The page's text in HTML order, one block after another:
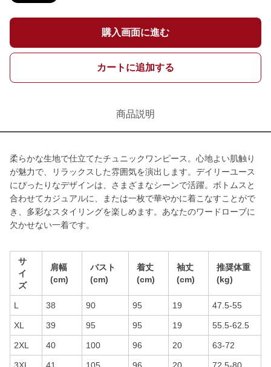
購入画面に進む
カートに追加する
商品説明
柔らかな生地で仕立てたチュニックワンピース。心地よい肌触り
が魅力で、リラックスした雰囲気を演出します。デイリーユース
にぴったりなデザインは、さまざまなシーンで活躍。ボトムスと
合わせてカジュアルに、または一枚で華やかに着こなすことがで
き、多彩なスタイリングを楽しめます。あなたのワードローブに
欠かせない一着です。
サ
イ
ズ
肩幅
(cm)
バスト
(cm)
着丈
(cm)
袖丈
(cm)
推奨体重
(kg)
L 38 90 95 19 47.5-55
XL 39 95 95 19 55.5-62.5
2XL 40 100 96 20 63-72